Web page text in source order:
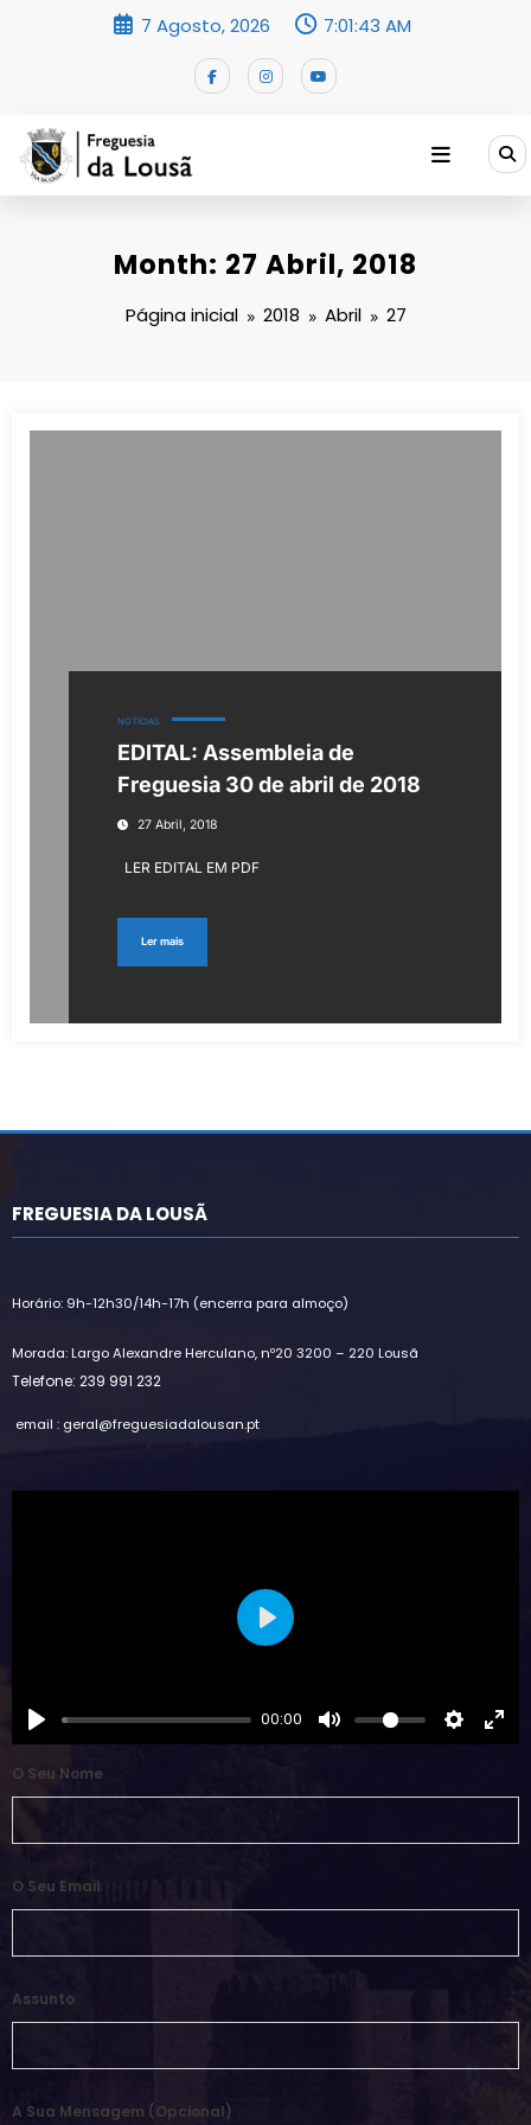
7 Agosto, 2026 7:01:43 AM
Month: 27 Abril, 2018
Página inicial 2018 Abril 27
NOTÍCIAS
EDITAL: Assembleia de
Freguesia 30 de abril de 2018
27 Abril, 2018
LER EDITAL EM PDF
Ler mais
FREGUESIA DA LOUSÃ
Horário: 9h-12h30/14h-17h (encerra para almoço)
Morada: Largo Alexandre Herculano, nº20 3200 – 220 Lousã
Telefone: 239 991 232
email : geral@freguesiadalousan.pt
00:00
Play
O Seu Nome
O Seu Email
Assunto
A Sua Mensagem (opcional)